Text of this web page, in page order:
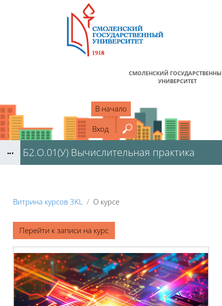
Перейти к основному содержанию
СМОЛЕНСКИЙ
УНИВЕРСИТЕТ
В начало
Введите ваш поисковый
Вход
Б2.О.01(У) Вычислительная практика
Витрина курсов 3KL О курсе
Блоки
Перейти к записи на курс